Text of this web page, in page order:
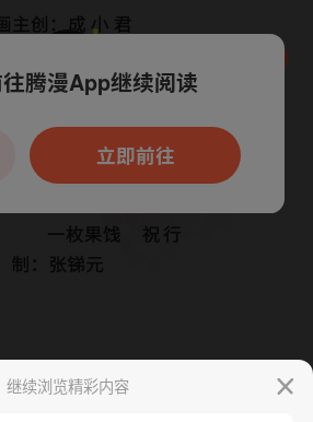
腾漫App免费看
继续浏览精彩内容
持App阅读，可打开App新用
户7天免费看
腾漫App继续阅读
立即前往